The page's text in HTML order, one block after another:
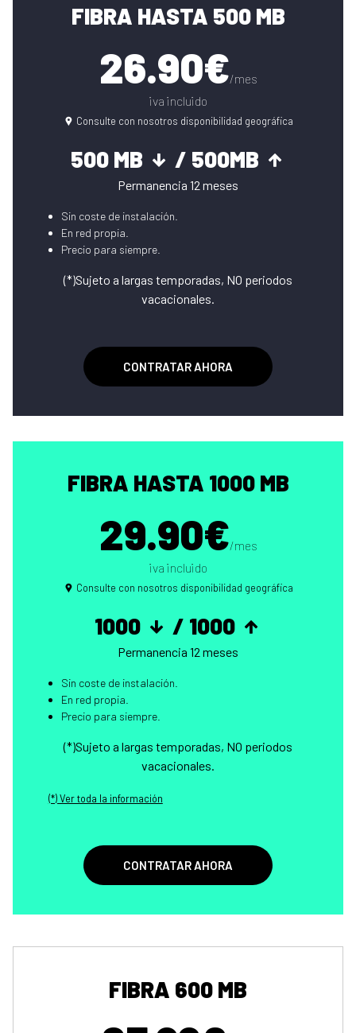
FIBRA HASTA 500 MB
26.90€/mes
iva incluido
Consulte con nosotros disponibilidad geográfica
500 MB / 500MB
Permanencia 12 meses
Sin coste de instalación.
En red propia.
Precio para siempre.
(*)Sujeto a largas temporadas, NO periodos
vacacionales.
CONTRATAR AHORA
FIBRA HASTA 1000 MB
29.90€/mes
iva incluido
Consulte con nosotros disponibilidad geográfica
1000 / 1000
Permanencia 12 meses
Sin coste de instalación.
En red propia.
Precio para siempre.
(*)Sujeto a largas temporadas, NO periodos
vacacionales.
(*) Ver toda la información
CONTRATAR AHORA
FIBRA 600 MB